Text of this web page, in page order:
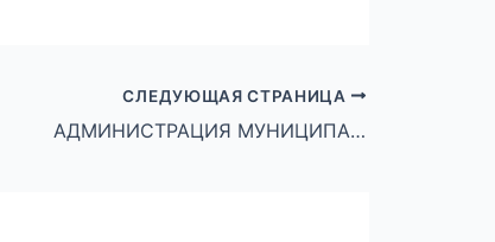
СЛЕДУЮЩАЯ СТРАНИЦА
АДМИНИСТРАЦИЯ МУНИЦИПАЛЬНОГО ОКРУГА ГОРОД МИХАЙЛОВКА ВОЛГОГРАДСКОЙ ОБЛАСТИ ПОСТАНОВЛЕНИЕ от 11 февраля 2025 г № 286